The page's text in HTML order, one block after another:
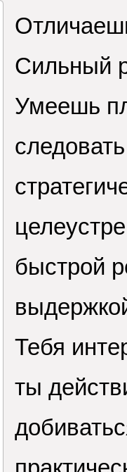
Сильный
Умеешь
быстрой
Тебя
ты